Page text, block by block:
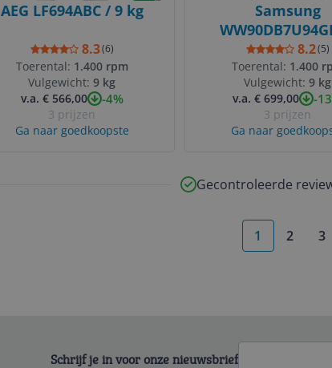
AEG LF694ABC / 9 kg
8.3(6)
Toerental: 1.400 rpm
Vulgewicht: 9 kg
v.a. € 566,00
-4%
3 prijzen
Ga naar goedkoopste
Samsung
wasmachine / 9
8.2(5)
Toerental: 1.400
Vulgewicht: 9 kg
v.a. € 699,00
-
3 prijzen
Ga naar
Gecontroleerde
1 2 3
Schrijf je in voor onze nieuwsbrief